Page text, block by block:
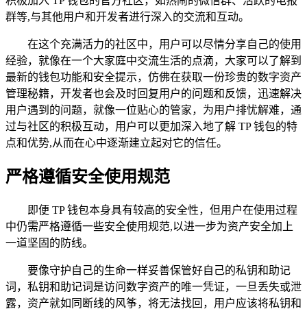
群等,与其他用户和开发者进行深入的交流和互动。
在这个充满活力的社区中，用户可以尽情分享自己的使用
经验，就像在一个大家庭中交流生活的点滴，大家可以了解到
最新的钱包功能和安全提示，仿佛在获取一份珍贵的数字资产
管理秘籍，开发者也会及时回复用户的问题和反馈，迅速解决
用户遇到的问题，就像一位贴心的管家，为用户排忧解难，通
过与社区的积极互动，用户可以更加深入地了解 TP 钱包的特
点和优势,从而在心中逐渐建立起对它的信任。
严格遵循安全使用规范
即便 TP 钱包本身具有较高的安全性，但用户在使用过程
中仍需严格遵循一些安全使用规范,以进一步为资产安全加上
一道坚固的防线。
要像守护自己的生命一样妥善保管好自己的私钥和助记
词，私钥和助记词是访问数字资产的唯一凭证，一旦丢失或泄
露，资产就如同断线的风筝，将无法找回，用户应该将私钥和